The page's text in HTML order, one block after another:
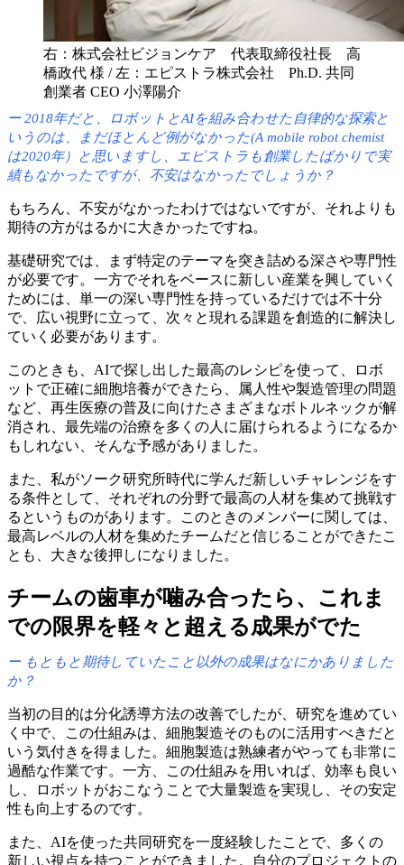
右：株式会社ビジョンケア 代表取締役社長 高
橋政代 様 /左：エピストラ株式会社 Ph.D. 共同
創業者 CEO 小澤陽介
2018年だと、
ロボットとAIを組み合わせた自律的な探索と
いうのは、
まだほとんど例がなかった(A mobile robot chemist
は2020年）と思いますし、 エピストラも 創業したばかりで実
績もなかったですが、 不安はなかったでしょうか？
もちろん、 不安がなかったわけではないですが、 それよりも
期待の方がはるかに大きかったですね。
基礎研究では、 まず特定のテーマを突き詰める深さや専門性
が必要です。 一方でそれをベースに新しい産業を興していく
ためには、 単一の深い専門性を持っているだけでは不十分
で、
広い視野に立って、 次々と現れる課題を創造的に解決し
ていく 必要があります。
このときも、 AIで探し出した最高のレシピを使って、
ロボ
ットで正確に細胞培養ができたら、 属人性や製造管理の問題
など、 再生医療の普及に向けたさまざまなボトルネックが解
消され、 最先端の治療を多くの人に 届けられるようになるか
もしれない、 そんな予感がありました。
また、 私がソーク研究所時代に学んだ新しいチャレンジをす
る条件と して、 それぞれの分野で最高の人材を集めて挑戦す
ると いう ものがあります。 このときの メンバーに関しては、
最高レベルの人材を集めたチームだと信じる ことができたこ
とも、 大きな後押しになりました。
チームの歯車が噛み合ったら、 これま
での限界を軽々と 超える成果がでた
もともと期待していたこと以外の成果はなにかありました
か？
当初の目的は分化誘導方法の改善でしたが、 研究を進めてい
く 中で、 この仕組みは、 細胞製造そのものに活用すべきだと
いう 気付きを得ました。 細胞製造は熟練者がやっても非常に
過酷な作業です。 一方、 この仕組みを用いれば、 効率も 良い
し、
ロボットがおこな う ことで大量製造を実現し、 その安定
性も向上するのです。
また、 AIを使った共同研究を一度経験した ことで、 多くの
新しい視点を持つことができました。 自分のプロジェクトの